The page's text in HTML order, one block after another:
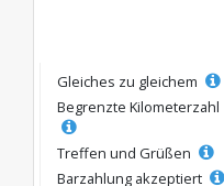
Gleiches zu gleichem
Begrenzte Kilometerzahl
Treffen und Grüßen
Barzahlung akzeptiert